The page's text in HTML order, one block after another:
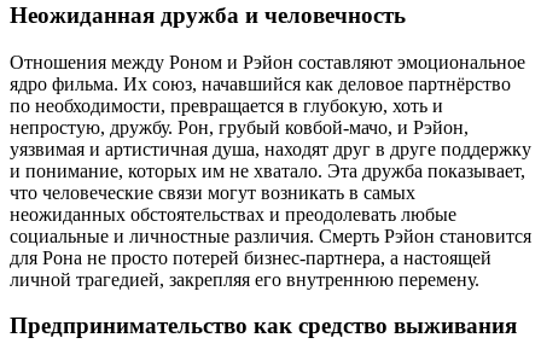
Неожиданная дружба и человечность
Отношения между Роном и Рэйон составляют эмоциональное
ядро фильма. Их союз, начавшийся как деловое партнёрство
по необходимости, превращается в глубокую, хоть и
непростую, дружбу. Рон, грубый ковбой-мачо, и Рэйон,
уязвимая и артистичная душа, находят друг в друге поддержку
и понимание, которых им не хватало. Эта дружба показывает,
что человеческие связи могут возникать в самых
неожиданных обстоятельствах и преодолевать любые
социальные и личностные различия. Смерть Рэйон становится
для Рона не просто потерей бизнес-партнера, а настоящей
личной трагедией, закрепляя его внутреннюю перемену.
Предпринимательство как средство выживания